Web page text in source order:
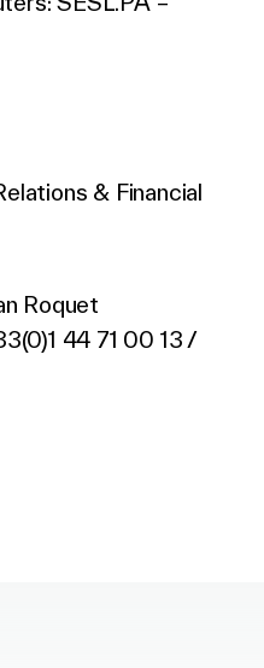
& Financial
Roquet
44 71 00 13 /